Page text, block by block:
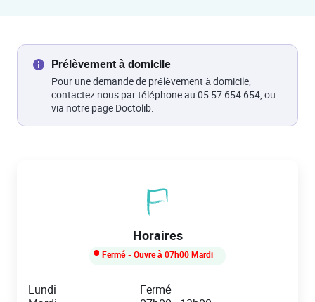
Prélèvement à domicile
Pour une demande de prélèvement à domicile,
contactez nous par téléphone au 05 57 654 654, ou
via notre page Doctolib.
Horaires
Fermé- Ouvre à 07h00Mardi
Day of the Week
Lundi
Fermé